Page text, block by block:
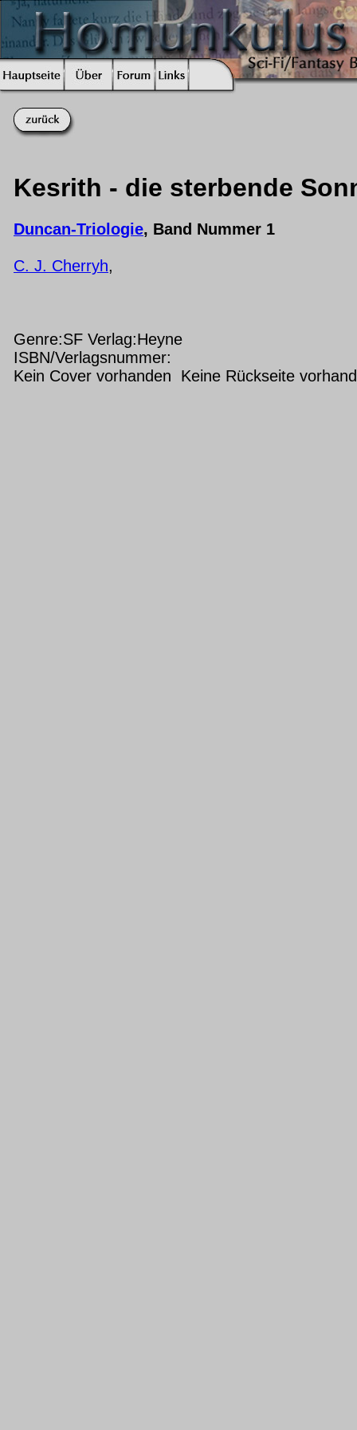
Kesrith - die sterbende
Duncan-Triologie, Band Nummer 1
C. J. Cherryh,
Genre:SF Verlag:Heyne
ISBN/Verlagsnummer:
Kein Cover vorhanden Keine Rückseite